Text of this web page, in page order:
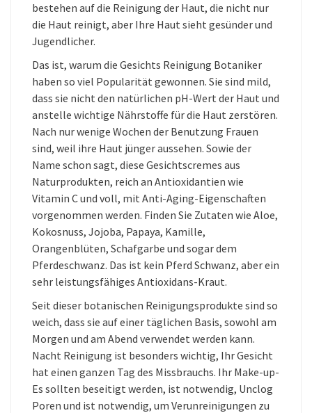
bestehen auf die Reinigung der Haut, die nicht nur
die Haut reinigt, aber Ihre Haut sieht gesünder und
Jugendlicher.
Das ist, warum die Gesichts Reinigung Botaniker
haben so viel Popularität gewonnen. Sie sind mild,
dass sie nicht den natürlichen pH-Wert der Haut und
anstelle wichtige Nährstoffe für die Haut zerstören.
Nach nur wenige Wochen der Benutzung Frauen
sind, weil ihre Haut jünger aussehen. Sowie der
Name schon sagt, diese Gesichtscremes aus
Naturprodukten, reich an Antioxidantien wie
Vitamin C und voll, mit Anti-Aging-Eigenschaften
vorgenommen werden. Finden Sie Zutaten wie Aloe,
Kokosnuss, Jojoba, Papaya, Kamille,
Orangenblüten, Schafgarbe und sogar dem
Pferdeschwanz. Das ist kein Pferd Schwanz, aber ein
sehr leistungsfähiges Antioxidans-Kraut.
Seit dieser botanischen Reinigungsprodukte sind so
weich, dass sie auf einer täglichen Basis, sowohl am
Morgen und am Abend verwendet werden kann.
Nacht Reinigung ist besonders wichtig, Ihr Gesicht
hat einen ganzen Tag des Missbrauchs. Ihr Make-up-
Es sollten beseitigt werden, ist notwendig, Unclog
Poren und ist notwendig, um Verunreinigungen zu